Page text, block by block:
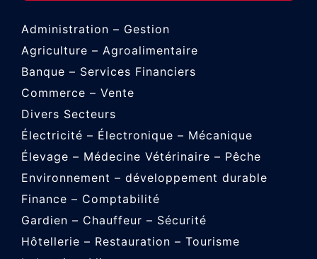
Administration – Gestion
Agriculture – Agroalimentaire
Banque – Services Financiers
Commerce – Vente
Divers Secteurs
Électricité – Électronique – Mécanique
Élevage – Médecine Vétérinaire – Pêche
Environnement – développement durable
Finance – Comptabilité
Gardien – Chauffeur – Sécurité
Hôtellerie – Restauration – Tourisme